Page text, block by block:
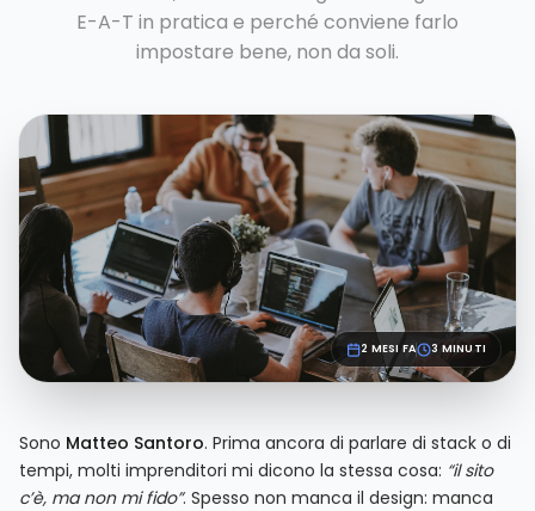
E-A-T in pratica e perché conviene farlo
impostare bene, non da soli.
2 MESI FA 3 MINUTI
Sono Matteo Santoro. Prima ancora di parlare di stack o di
tempi, molti imprenditori mi dicono la stessa cosa: “il sito
c’è, ma non mi fido”. Spesso non manca il design: manca